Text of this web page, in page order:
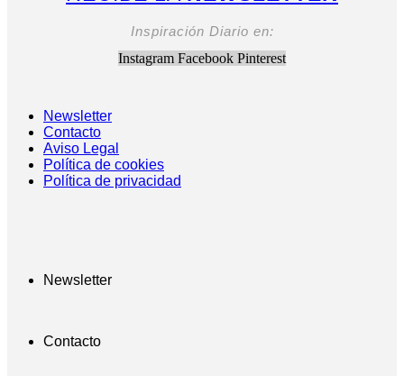
Inspiración Diario en:
Instagram Facebook Pinterest
Newsletter
Contacto
Aviso Legal
Política de cookies
Política de privacidad
Newsletter
Contacto